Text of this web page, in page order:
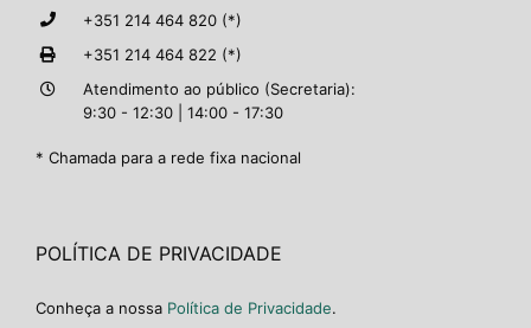
+351 214 464 820 (*)
+351 214 464 822 (*)
Atendimento ao público (Secretaria):
9:30 - 12:30 | 14:00 - 17:30
* Chamada para a rede fixa nacional
POLÍTICA DE PRIVACIDADE
Conheça a nossa Política de Privacidade.